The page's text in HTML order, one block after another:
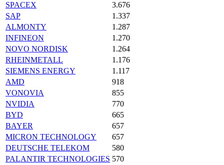
SPACEX
3.676
SAP
1.337
ALMONTY
1.287
INFINEON
1.270
NOVO NORDISK
1.264
RHEINMETALL
1.176
SIEMENS ENERGY
1.117
AMD
918
VONOVIA
855
NVIDIA
770
BYD
665
BAYER
657
MICRON TECHNOLOGY
657
DEUTSCHE TELEKOM
580
PALANTIR TECHNOLOGIES 570